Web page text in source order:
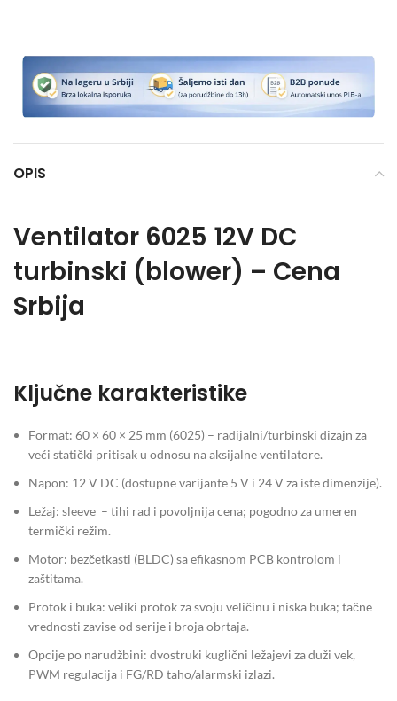
OPIS
Ventilator 6025 12V DC
turbinski (blower) – Cena
Srbija
Ključne karakteristike
Format: 60 × 60 × 25 mm (6025) – radijalni/turbinski dizajn za
veći statički pritisak u odnosu na aksijalne ventilatore.
Napon: 12 V DC (dostupne varijante 5 V i 24 V za iste dimenzije).
Ležaj: sleeve – tihi rad i povoljnija cena; pogodno za umeren
termički režim.
Motor: bezčetkasti (BLDC) sa efikasnom PCB kontrolom i
zaštitama.
Protok i buka: veliki protok za svoju veličinu i niska buka; tačne
vrednosti zavise od serije i broja obrtaja.
Opcije po narudžbini: dvostruki kuglični ležajevi za duži vek,
PWM regulacija i FG/RD taho/alarmski izlazi.